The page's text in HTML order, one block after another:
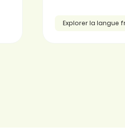
Explorer la langue